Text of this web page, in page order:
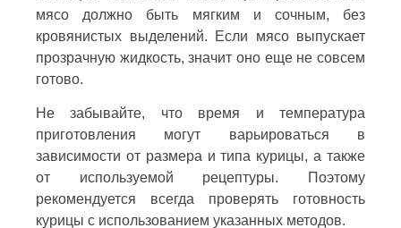
мясо должно быть мягким и сочным, без
кровянистых выделений. Если мясо выпускает
прозрачную жидкость, значит оно еще не совсем
готово.
Не забывайте, что время и температура
приготовления могут варьироваться в
зависимости от размера и типа курицы, а также
от используемой рецептуры. Поэтому
рекомендуется всегда проверять готовность
курицы с использованием указанных методов.